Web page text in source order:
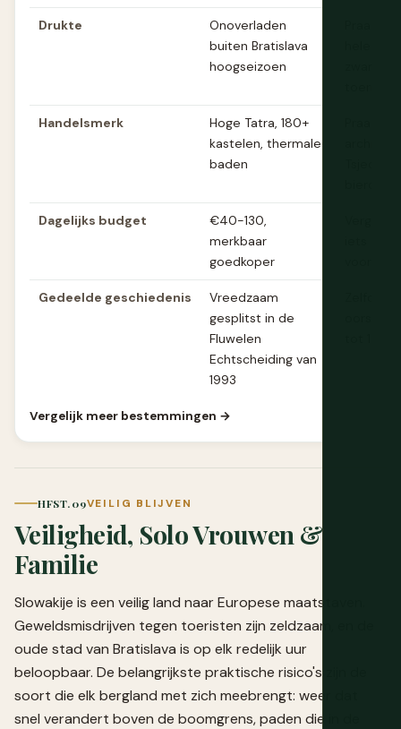
Drukte
Onoverladen
buiten Bratislava
hoogseizoen
Handelsmerk
Hoge Tatra, 180+
kastelen, thermale
baden
Dagelijks budget
€40-130,
merkbaar
goedkoper
Gedeelde geschiedenis
Vreedzaam
gesplitst in de
Fluwelen
Echtscheiding van
1993
Vergelijk meer bestemmingen →
HFST. 09VEILIG BLIJVEN
Veiligheid, Solo Vrouwen &
Familie
Slowakije is een veilig land naar Europese maatstaven.
Geweldsmisdrijven tegen toeristen zijn zeldzaam, en de
oude stad van Bratislava is op elk redelijk uur
beloopbaar. De belangrijkste praktische risico's zijn de
soort die elk bergland met zich meebrengt: weer dat
snel verandert boven de boomgrens, paden die in de